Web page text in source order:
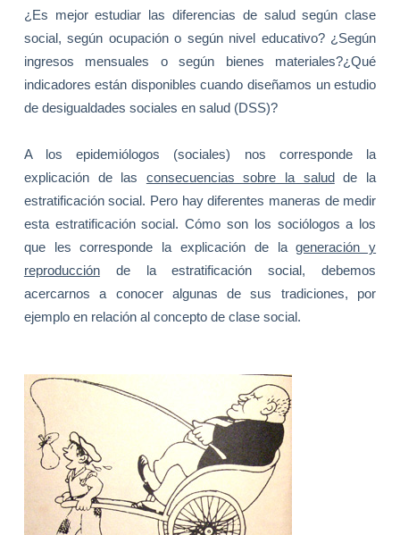
¿Es mejor estudiar las diferencias de salud según clase
social, según ocupación o según nivel educativo? ¿Según
ingresos mensuales o según bienes materiales?¿Qué
indicadores están disponibles cuando diseñamos un estudio
de desigualdades sociales en salud (DSS)?
A los epidemiólogos (sociales) nos corresponde la
explicación de las consecuencias sobre la salud
de la
estratificación social. Pero hay diferentes maneras de medir
esta estratificación social. Cómo son los sociólogos a los
que les corresponde la explicación de lageneración y
reproducciónde la estratificación social, debemos
acercarnos a conocer algunas de sus tradiciones, por
ejemplo en relación al concepto de clase social.